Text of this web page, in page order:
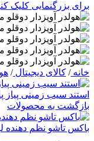
برای بزرگنمایی کلیک
خانه/ کالای دیجیتال/
استند سیب زمینی پیاز
بازگشت به محصولات
باکس تاشو نظم دهنده